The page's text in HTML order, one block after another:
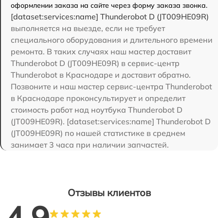
оформлении заказа на сайте через форму заказа звонка.
[dataset:services:name] Thunderobot D (JT009HE09R)
выполняется на выезде, если не требует
специального оборудования и длительного времени
ремонта. В таких случаях наш мастер доставит
Thunderobot D (JT009HE09R) в сервис-центр
Thunderobot в Краснодаре и доставит обратно.
Позвоните и наш мастер сервис-центра Thunderobot
в Краснодаре проконсультирует и определит
стоимость работ над ноутбука Thunderobot D
(JT009HE09R). [dataset:services:name] Thunderobot D
(JT009HE09R) по нашей статистике в среднем
занимает 3 часа при наличии запчастей.
Отзывы клиентов